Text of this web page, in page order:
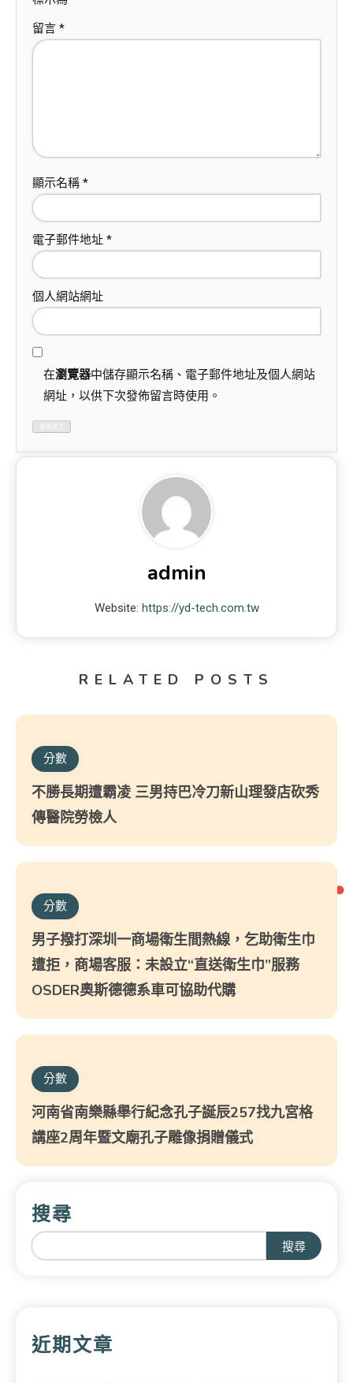
留言 *
顯示名稱 *
電子郵件地址 *
個人網站網址
在瀏覽器中儲存顯示名稱、電子郵件地址及個人網站
網址，以供下次發佈留言時使用。
admin
Website: https://yd-tech.com.tw
RELATED POSTS
分數
不勝長期遭霸凌 三男持巴冷刀新山理發店砍秀
傳醫院勞檢人
分數
男子撥打深圳一商場衛生間熱線，乞助衛生巾
遭拒，商場客服：未設立“直送衛生巾”服務
OSDER奧斯德德系車可協助代購
分數
河南省南樂縣舉行紀念孔子誕辰257找九宮格
講座2周年暨文廟孔子雕像捐贈儀式
搜尋
搜尋
近期文章